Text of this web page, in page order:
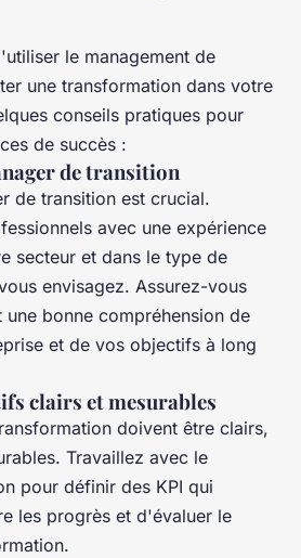
le management de
une transformation dans votre
conseils pratiques pour
de succès :
de transition
de transition est crucial.
avec une expérience
secteur et dans le type de
envisagez. Assurez-vous
bonne compréhension de
et de vos objectifs à long
clairs et mesurables
doivent être clairs,
Travaillez avec le
pour définir des KPI qui
les progrès et d'évaluer le